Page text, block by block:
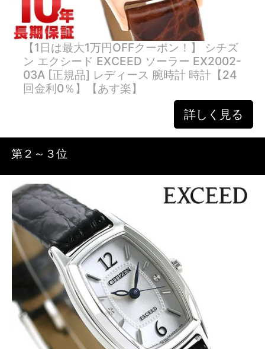
【1日は最大1万円OFFクーポン！】 シチズ
ン エクシード EXCEED ソーラー EX2002-
03A [正規品] レディース 腕時計 時計【24
回金利0％】【あす楽】
詳しく見る
第２～３位